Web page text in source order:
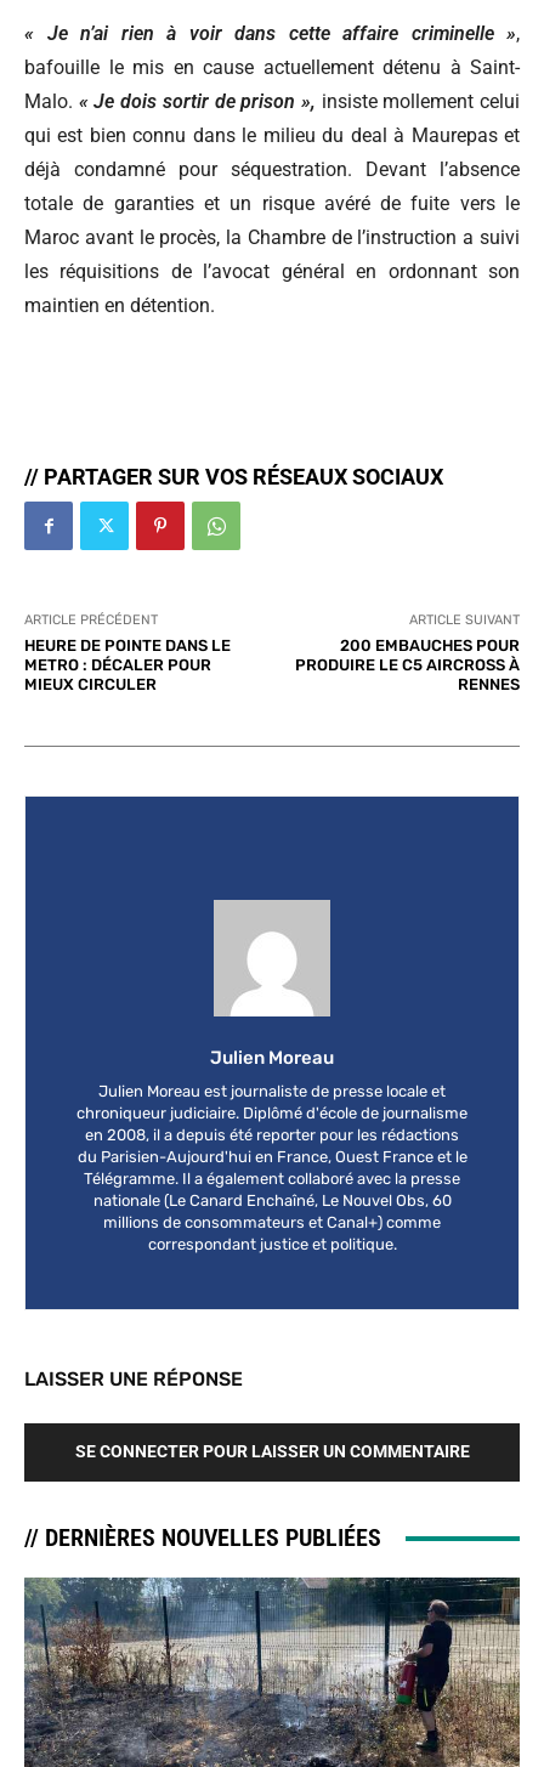
« Je n’ai rien à voir dans cette affaire criminelle »,
bafouille le mis en cause actuellement détenu à Saint-
Malo. « Je dois sortir de prison », insiste mollement celui
qui est bien connu dans le milieu du deal à Maurepas et
déjà condamné pour séquestration. Devant l’absence
totale de garanties et un risque avéré de fuite vers le
Maroc avant le procès, la Chambre de l’instruction a suivi
les réquisitions de l’avocat général en ordonnant son
maintien en détention.
// PARTAGER SUR VOS RÉSEAUX SOCIAUX
ARTICLE PRÉCÉDENT
HEURE DE POINTE DANS LE
METRO : DÉCALER POUR
MIEUX CIRCULER
ARTICLE SUIVANT
200 EMBAUCHES POUR
PRODUIRE LE C5 AIRCROSS À
RENNES
Julien Moreau
Julien Moreau est journaliste de presse locale et
chroniqueur judiciaire. Diplômé d'école de journalisme
en 2008, il a depuis été reporter pour les rédactions
du Parisien-Aujourd'hui en France, Ouest France et le
Télégramme. Il a également collaboré avec la presse
nationale (Le Canard Enchaîné, Le Nouvel Obs, 60
millions de consommateurs et Canal+) comme
correspondant justice et politique.
LAISSER UNE RÉPONSE
SE CONNECTER POUR LAISSER UN COMMENTAIRE
// DERNIÈRES NOUVELLES PUBLIÉES